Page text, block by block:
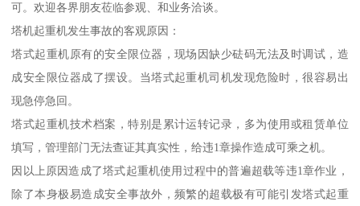
可。欢迎各界朋友莅临参观、和业务洽谈。
塔机起重机发生事故的客观原因：
塔式起重机原有的安全限位器，现场因缺少砝码无法及时调试，造
成安全限位器成了摆设。当塔式起重机司机发现危险时，很容易出
现急停急回。
塔式起重机技术档案，特别是累计运转记录，多为使用或租赁单位
填写，管理部门无法查证其真实性，给违1章操作造成可乘之机。
因以上原因造成了塔式起重机使用过程中的普遍超载等违1章作业，
除了本身极易造成安全事故外，频繁的超载极有可能引发塔式起重